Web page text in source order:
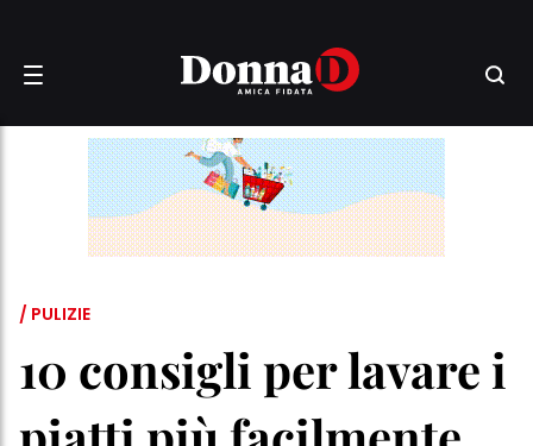
/ PULIZIE
10 consigli per lavare i